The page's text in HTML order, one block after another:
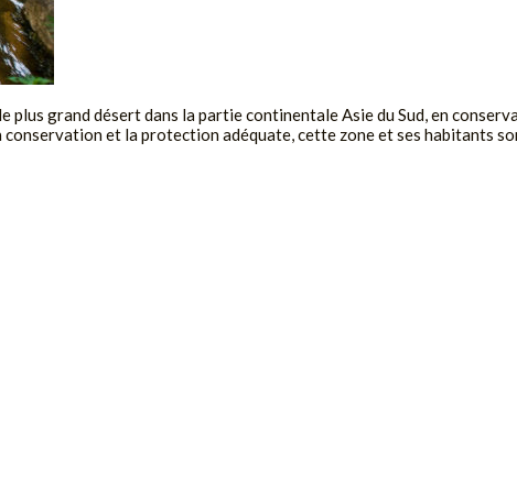
plus grand désert dans la partie continentale Asie du Sud, en
conservation et la protection adéquate, cette zone et ses habitants